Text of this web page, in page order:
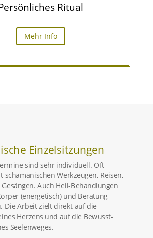
Ritual
Mehr Info
Einzelsitzungen
sind sehr indivi­duell. Oft
schama­ni­schen Werkzeugen, Reisen,
Auch Heil-Behand­lungen
(energe­tisch) und Beratung
Die Arbeit zielt direkt auf die
Herzens und auf die Bewusst­
Seelenweges.